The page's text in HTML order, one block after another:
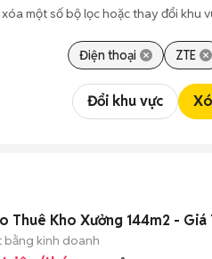
một số bộ lọc hoặc thay đổi khu
Điện thoại ZTE
Đổi khu vực
bằng kinh doanh